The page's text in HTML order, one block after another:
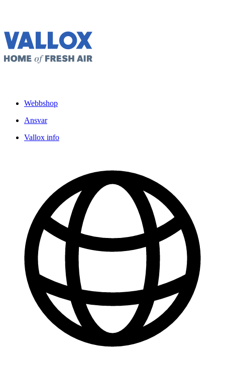
Webbshop
Ansvar
Vallox info